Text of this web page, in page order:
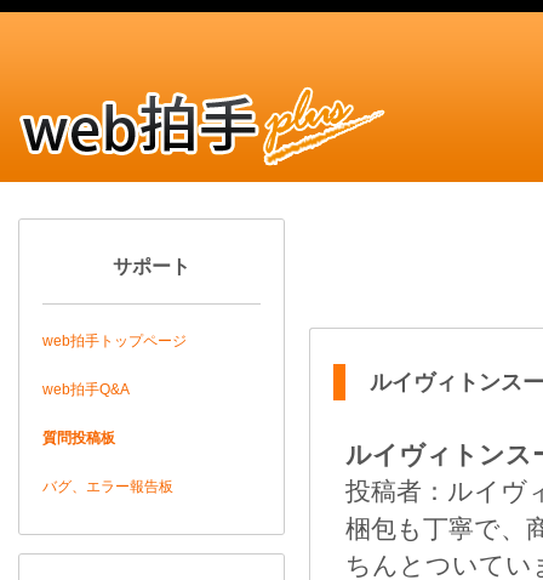
サポート
web拍手トップページ
web拍手Q&A
質問投稿板
バグ、エラー報告板
ルイヴィトンス
ルイヴィトンス
投稿者：ルイ
梱包も丁寧で、
ちんとついてい